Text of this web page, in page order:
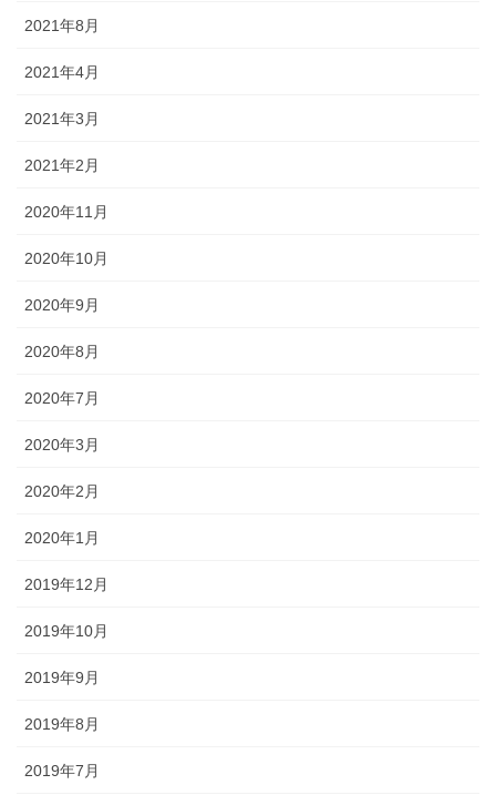
2021年8月
2021年4月
2021年3月
2021年2月
2020年11月
2020年10月
2020年9月
2020年8月
2020年7月
2020年3月
2020年2月
2020年1月
2019年12月
2019年10月
2019年9月
2019年8月
2019年7月